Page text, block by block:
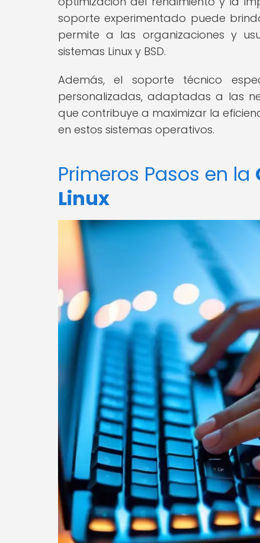
soporte experimentado puede
permite a las organizaciones y
sistemas Linux y BSD.
Además, el soporte técnico
personalizadas, adaptadas a las
que contribuye a maximizar la
en estos sistemas operativos.
Primeros Pasos en la
Linux